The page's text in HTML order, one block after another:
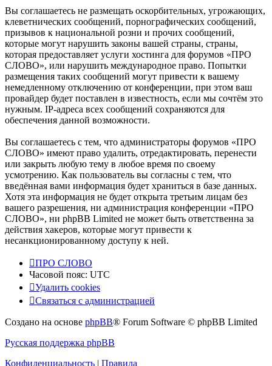
Вы соглашаетесь не размещать оскорбительных, угрожающих,
клеветнических сообщений, порнографических сообщений,
призывов к национальной розни и прочих сообщений,
которые могут нарушить законы вашей страны, страны,
которая предоставляет услуги хостинга для форумов «ПРО
СЛОВО», или нарушить международное право. Попытки
размещения таких сообщений могут привести к вашему
немедленному отключению от конференции, при этом ваш
провайдер будет поставлен в известность, если мы сочтём это
нужным. IP-адреса всех сообщений сохраняются для
обеспечения данной возможности.
Вы соглашаетесь с тем, что администраторы форумов «ПРО
СЛОВО» имеют право удалить, отредактировать, перенести
или закрыть любую тему в любое время по своему
усмотрению. Как пользователь вы согласны с тем, что
введённая вами информация будет храниться в базе данных.
Хотя эта информация не будет открыта третьим лицам без
вашего разрешения, ни администрация конференции «ПРО
СЛОВО», ни phpBB Limited не может быть ответственна за
действия хакеров, которые могут привести к
несанкционированному доступу к ней.
ПРО СЛОВО
Часовой пояс: UTC
Удалить cookies
Связаться с администрацией
Создано на основе phpBB® Forum Software © phpBB Limited
Русская поддержка phpBB
Конфиденциальность | Правила